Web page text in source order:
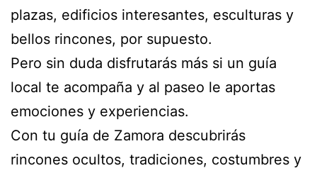
plazas, edificios interesantes, esculturas y
bellos rincones, por supuesto.
Pero sin duda disfrutarás más si un guía
local te acompaña y al paseo le aportas
emociones y experiencias.
Con tu guía de Zamora descubrirás
rincones ocultos, tradiciones, costumbres y